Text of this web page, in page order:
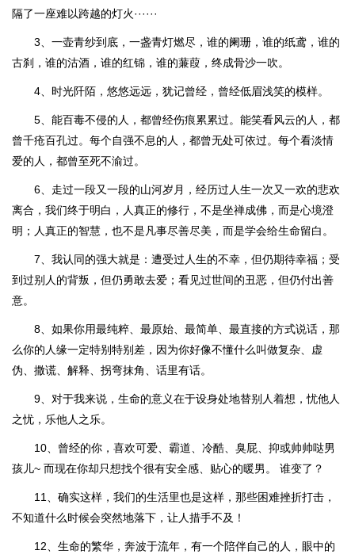
隔了一座难以跨越的灯火······
3、一壶青纱到底，一盏青灯燃尽，谁的阑珊，谁的纸鸢，谁的
古刹，谁的沽酒，谁的红锦，谁的蒹葭，终成骨沙一吹。
4、时光阡陌，悠悠远远，犹记曾经，曾经低眉浅笑的模样。
5、能百毒不侵的人，都曾经伤痕累累过。能笑看风云的人，都
曾千疮百孔过。每个自强不息的人，都曾无处可依过。每个看淡情
爱的人，都曾至死不渝过。
6、走过一段又一段的山河岁月，经历过人生一次又一欢的悲欢
离合，我们终于明白，人真正的修行，不是坐禅成佛，而是心境澄
明；人真正的智慧，也不是凡事尽善尽美，而是学会给生命留白。
7、我认同的强大就是：遭受过人生的不幸，但仍期待幸福；受
到过别人的背叛，但仍勇敢去爱；看见过世间的丑恶，但仍付出善
意。
8、如果你用最纯粹、最原始、最简单、最直接的方式说话，那
么你的人缘一定特别特别差，因为你好像不懂什么叫做复杂、虚
伪、撒谎、解释、拐弯抹角、话里有话。
9、对于我来说，生命的意义在于设身处地替别人着想，忧他人
之忧，乐他人之乐。
10、曾经的你，喜欢可爱、霸道、冷酷、臭屁、抑或帅帅哒男
孩儿~ 而现在你却只想找个很有安全感、贴心的暖男。 谁变了？
11、确实这样，我们的生活里也是这样，那些困难挫折打击，
不知道什么时候会突然地落下，让人措手不及！
12、生命的繁华，奔波于流年，有一个陪伴自己的人，眼中的